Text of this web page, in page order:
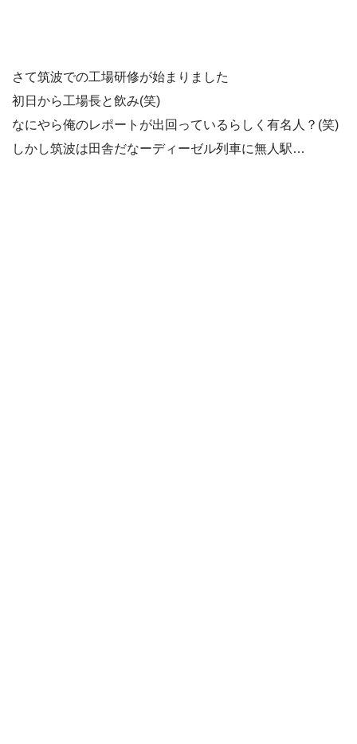
さて筑波での工場研修が始まりました
初日から工場長と飲み(笑)
なにやら俺のレポートが出回っているらしく有名人？(笑)
しかし筑波は田舎だなーディーゼル列車に無人駅…